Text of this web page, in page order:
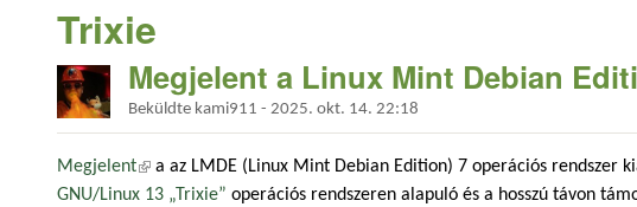
Trixie
Megjelent a Linux Mint Debian
Beküldte kami911 - 2025. okt. 14. 22:18
Megjelent(külső hivatkozás)
a az LMDE (Linux Mint Debian Edition) 7 operációs rendszer
GNU/Linux 13 „Trixie” operációs rendszeren alapuló és a hosszú távon